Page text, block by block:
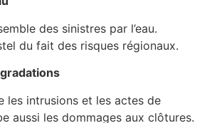
des sinistres par l’eau.
du fait des risques régionaux.
les intrusions et les actes de
aussi les dommages aux clôtures.